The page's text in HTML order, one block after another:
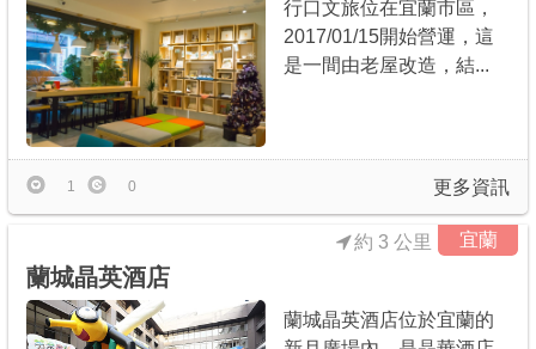
行口文旅位在宜蘭市區，
2017/01/15開始營運，這
是一間由老屋改造，結...
更多資訊
1 0
宜蘭
蘭城晶英酒店
約 3 公里
蘭城晶英酒店位於宜蘭的